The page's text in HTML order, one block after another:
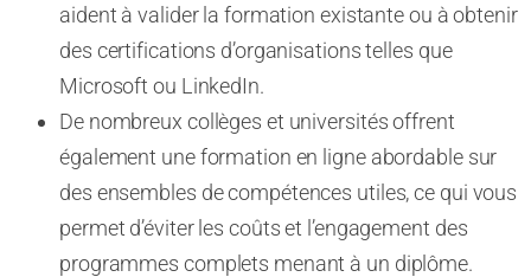
aident à valider la formation existante ou à obtenir
des certifications d’organisations telles que
Microsoft ou LinkedIn.
De nombreux collèges et universités offrent
également une formation en ligne abordable sur
des ensembles de compétences utiles, ce qui vous
permet d’éviter les coûts et l’engagement des
programmes complets menant à un diplôme.